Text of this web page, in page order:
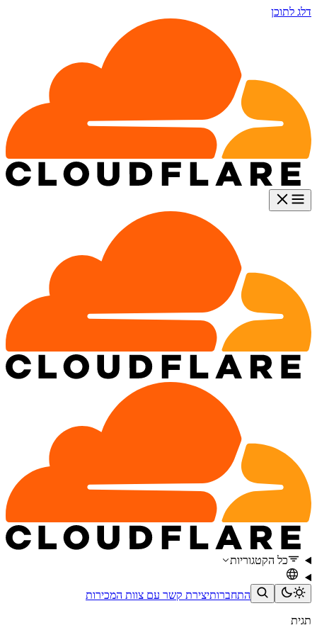
דלג לתוכן
כל הקטגוריות
התחברותיצירת קשר עם צוות המכירות
תגית